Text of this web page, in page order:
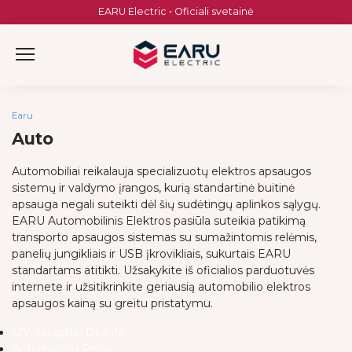
to
EARU Electric • Oficiali svetainė
Earu
Auto
Automobiliai reikalauja specializuotų elektros apsaugos
sistemų ir valdymo įrangos, kurią standartinė buitinė
apsauga negali suteikti dėl šių sudėtingų aplinkos sąlygų.
EARU Automobilinis Elektros pasiūla suteikia patikimą
transporto apsaugos sistemas su sumažintomis relėmis,
panelių jungikliais ir USB įkrovikliais, sukurtais EARU
standartams atitikti. Užsakykite iš oficialios parduotuvės
internete ir užsitikrinkite geriausią automobilio elektros
apsaugos kainą su greitu pristatymu.